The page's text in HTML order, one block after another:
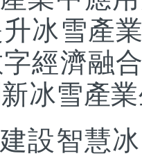
冰雪產
經濟融
冰雪產
設智慧